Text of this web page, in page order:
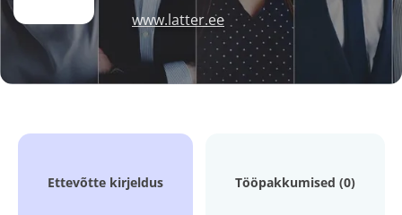
www.latter.ee
Ettevõtte kirjeldus Tööpakkumised (0)